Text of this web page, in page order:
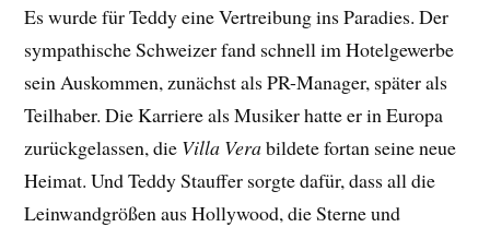
Es wurde für Teddy eine Vertreibung ins Paradies. Der
sympathische Schweizer fand schnell im Hotelgewerbe
sein Auskommen, zunächst als PR-Manager, später als
Teilhaber. Die Karriere als Musiker hatte er in Europa
zurückgelassen, die Villa Verabildete fortan seine neue
Heimat. Und Teddy Stauffer sorgte dafür, dass all die
Leinwandgrößen aus Hollywood, die Sterne und